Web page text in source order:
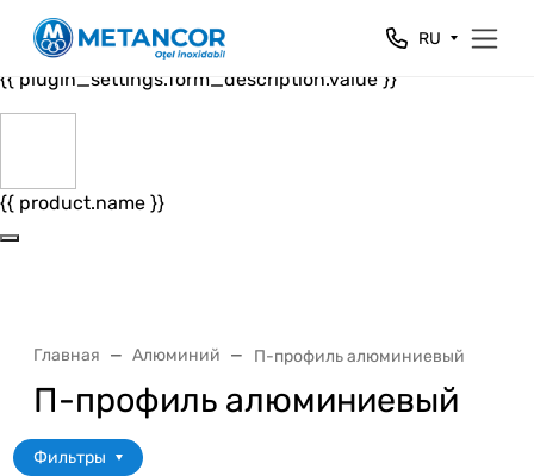
Close
{{ plugin_settings.form_header.value }}
{{ plugin_settings.form_description.value }}
{{ product.name }}
RU
Главная Алюминий П-профиль алюминиевый
П-профиль алюминиевый
Фильтры